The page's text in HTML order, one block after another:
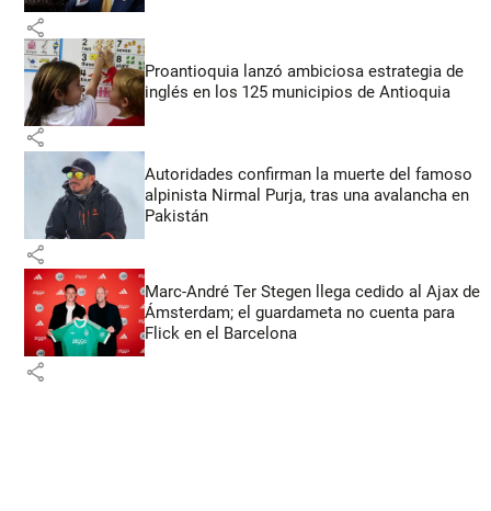
share
Proantioquia lanzó ambiciosa estrategia de
inglés en los 125 municipios de Antioquia
share
Autoridades confirman la muerte del famoso
alpinista Nirmal Purja, tras una avalancha en
Pakistán
share
Marc-André Ter Stegen llega cedido al Ajax de
Ámsterdam; el guardameta no cuenta para
Flick en el Barcelona
share